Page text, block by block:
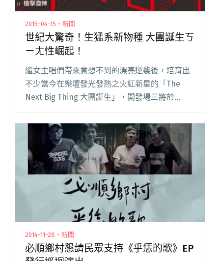
2015-04-15・新聞
世紀大驚奇！生猛系新物種 大團誕生ㄎ
ㄧㄤ性崛起！
繼女主唱們帶來意想不到的漂亮逆襲後，培育出
不少當今在樂壇發光發熱之火紅新星的「The
Next Big Thing 大團誕生」，開發場三將於
05/07 在 Legacy 舉辦，融合龐克、金屬、電音、
搖滾四種屬性各異的生鮮組合，屆時將超ㄎㄧ閱
讀全文 "世紀大驚奇！生猛系新物種 大團誕生ㄎ
ㄧㄤ性崛起！"
2014-11-28・新聞
必順鄉村懇請民眾支持《乎恁的歌》EP